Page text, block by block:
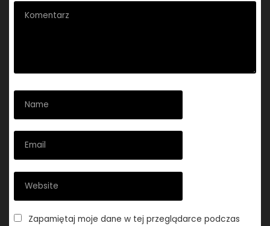
Zapamiętaj moje dane w tej przeglądarce podczas